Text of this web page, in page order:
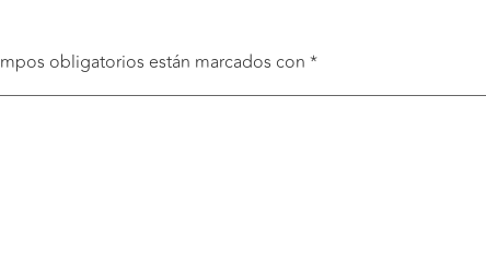
obligatorios están marcados con *